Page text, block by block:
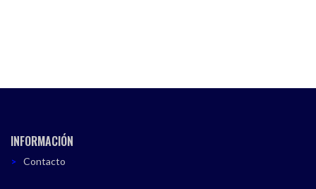
INFORMACIÓN
Contacto